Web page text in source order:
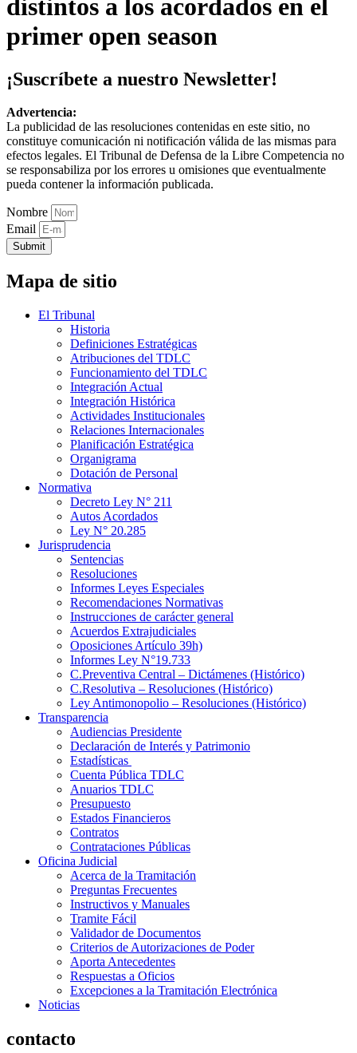
distintos a los acordados en el
primer open season
¡Suscríbete a nuestro Newsletter!
Advertencia:
La publicidad de las resoluciones contenidas en este sitio, no
constituye comunicación ni notificación válida de las mismas para
efectos legales. El Tribunal de Defensa de la Libre Competencia no
se responsabiliza por los errores u omisiones que eventualmente
pueda contener la información publicada.
Nombre
Email
Submit
Mapa de sitio
El Tribunal
Historia
Definiciones Estratégicas
Atribuciones del TDLC
Funcionamiento del TDLC
Integración Actual
Integración Histórica
Actividades Institucionales
Relaciones Internacionales
Planificación Estratégica
Organigrama
Dotación de Personal
Normativa
Decreto Ley N° 211
Autos Acordados
Ley N° 20.285
Jurisprudencia
Sentencias
Resoluciones
Informes Leyes Especiales
Recomendaciones Normativas
Instrucciones de carácter general
Acuerdos Extrajudiciales
Oposiciones Artículo 39h)
Informes Ley N°19.733
C.Preventiva Central – Dictámenes (Histórico)
C.Resolutiva – Resoluciones (Histórico)
Ley Antimonopolio – Resoluciones (Histórico)
Transparencia
Audiencias Presidente
Declaración de Interés y Patrimonio
Estadísticas
Cuenta Pública TDLC
Anuarios TDLC
Presupuesto
Estados Financieros
Contratos
Contrataciones Públicas
Oficina Judicial
Acerca de la Tramitación
Preguntas Frecuentes
Instructivos y Manuales
Tramite Fácil
Validador de Documentos
Criterios de Autorizaciones de Poder
Aporta Antecedentes
Respuestas a Oficios
Excepciones a la Tramitación Electrónica
Noticias
contacto